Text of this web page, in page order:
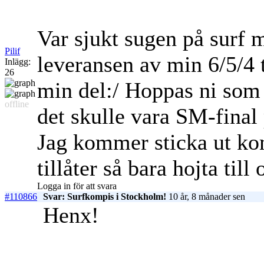
Pilif
Inlägg:
26
offline
Var sjukt sugen på surf
leveransen av min 6/5/
min del:/ Hoppas ni
det skulle vara SM-
Jag kommer sticka ut
tillåter så bara hojta till
Logga in för att svara
#110866 Svar: Surfkompis i Stockholm! 10 år, 8 månader sen
Henx!